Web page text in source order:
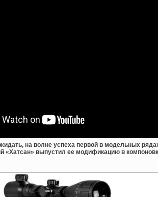
на волне успеха первой в модельных
«Хатсан» выпустил ее модификацию в